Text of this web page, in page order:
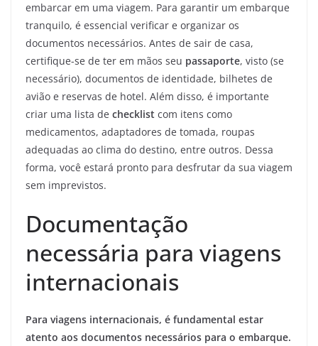
embarcar em uma viagem. Para garantir um embarque
tranquilo, é essencial verificar e organizar os
documentos necessários. Antes de sair de casa,
certifique-se de ter em mãos seu passaporte, visto (se
necessário), documentos de identidade, bilhetes de
avião e reservas de hotel. Além disso, é importante
criar uma lista de checklist com itens como
medicamentos, adaptadores de tomada, roupas
adequadas ao clima do destino, entre outros. Dessa
forma, você estará pronto para desfrutar da sua viagem
sem imprevistos.
Documentação
necessária para viagens
internacionais
Para viagens internacionais, é fundamental estar
atento aos documentos necessários para o embarque.